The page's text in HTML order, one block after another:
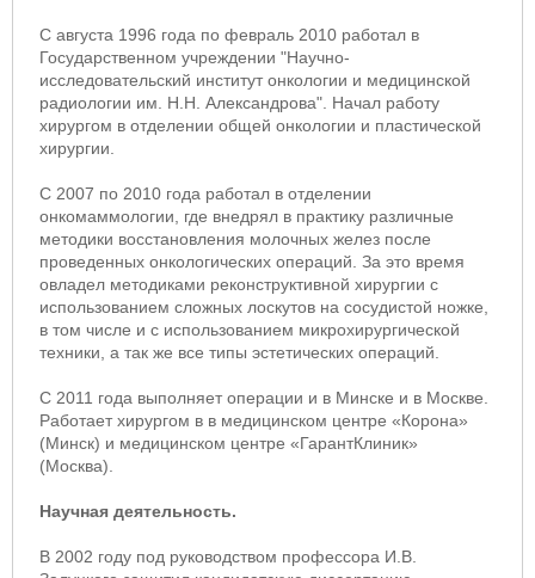
С августа 1996 года по февраль 2010 работал в
Государственном учреждении "Научно-
исследовательский институт онкологии и медицинской
радиологии им. Н.Н. Александрова". Начал работу
хирургом в отделении общей онкологии и пластической
хирургии.
С 2007 по 2010 года работал в отделении
онкомаммологии, где внедрял в практику различные
методики восстановления молочных желез после
проведенных онкологических операций. За это время
овладел методиками реконструктивной хирургии с
использованием сложных лоскутов на сосудистой ножке,
в том числе и с использованием микрохирургической
техники, а так же все типы эстетических операций.
C 2011 года выполняет операции и в Минске и в Москве.
Работает хирургом в в медицинском центре «Корона»
(Минск) и медицинском центре «ГарантКлиник»
(Москва).
Научная деятельность.
В 2002 году под руководством профессора И.В.